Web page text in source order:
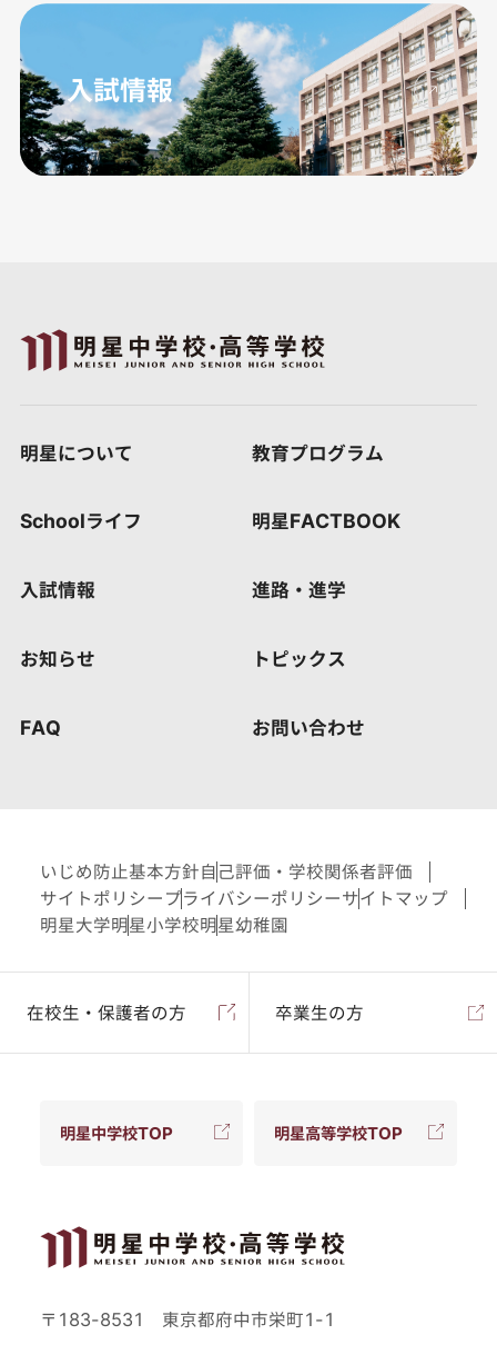
入試情報
明星について 教育プログラム
Schoolライフ 明星FACTBOOK
入試情報 進路・進学
お知らせ トピックス
FAQ お問い合わせ
いじめ防止基本方針自己評価・学校関係者評価
サイトポリシー プライバシーポリシーサイトマップ
明星大学明星小学校明星幼稚園
在校生・保護者の方 卒業生の方
明星中学校TOP 明星高等学校TOP
〒183-8531 東京都府中市栄町1-1